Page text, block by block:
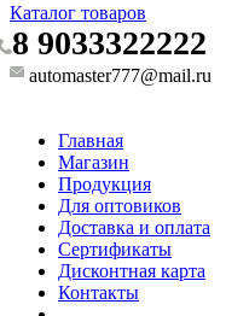
Каталог товаров
8 9033322222
automaster777@mail.ru
Главная
Магазин
Продукция
Для оптовиков
Доставка и оплата
Сертификаты
Дисконтная карта
Контакты